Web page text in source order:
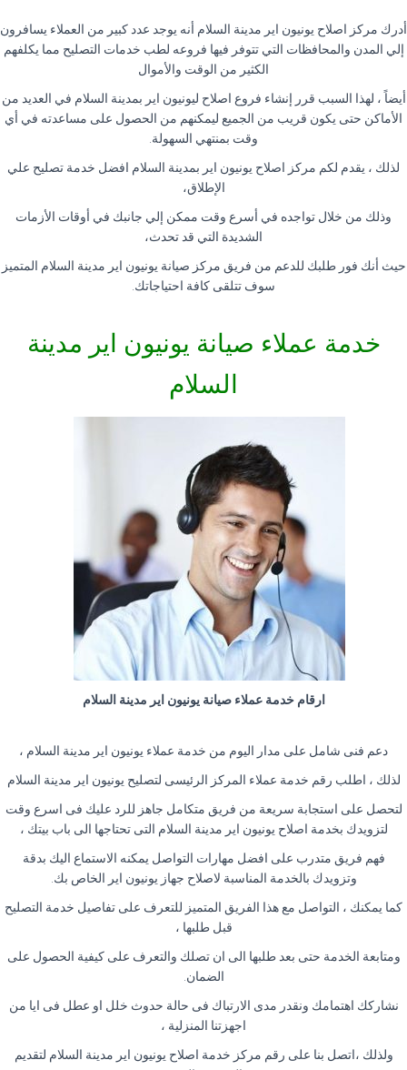
أدرك مركز اصلاح يونيون اير مدينة السلام أنه يوجد عدد كبير من العملاء يسافرون
إلي المدن والمحافظات التي تتوفر فيها فروعه لطب خدمات التصليح مما يكلفهم
الكثير من الوقت والأموال
أيضاً ، لهذا السبب قرر إنشاء فروع اصلاح ليونيون اير بمدينة السلام في العديد من
الأماكن حتى يكون قريب من الجميع ليمكنهم من الحصول على مساعدته في أي
وقت بمنتهي السهولة
لذلك ، يقدم لكم مركز اصلاح يونيون اير بمدينة السلام افضل خدمة تصليح علي
الإطلاق،
وذلك من خلال تواجده في أسرع وقت ممكن إلي جانبك في أوقات الأزمات
الشديدة التي قد تحدث،
حيث أنك فور طلبك للدعم من فريق مركز صيانة يونيون اير مدينة السلام المتميز
سوف تتلقى كافة احتياجاتك
خدمة عملاء صيانة يونيون اير مدينة
السلام
ارقام خدمة عملاء صيانة يونيون اير مدينة السلام
دعم فنى شامل على مدار اليوم من خدمة عملاء يونيون اير مدينة السلام ،
لذلك ، اطلب رقم خدمة عملاء المركز الرئيسى لتصليح يونيون اير مدينة السلام
لتحصل على استجابة سريعة من فريق متكامل جاهز للرد عليك فى اسرع وقت
لتزويدك بخدمة اصلاح يونيون اير مدينة السلام التى تحتاجها الى باب بيتك ،
فهم فريق متدرب على افضل مهارات التواصل يمكنه الاستماع اليك بدقة
وتزويدك بالخدمة المناسبة لاصلاح جهاز يونيون اير الخاص بك
كما يمكنك ، التواصل مع هذا الفريق المتميز للتعرف على تفاصيل خدمة التصليح
قبل طلبها ،
ومتابعة الخدمة حتى بعد طلبها الى ان تصلك والتعرف على كيفية الحصول على
الضمان
نشاركك اهتمامك ونقدر مدى الارتباك فى حالة حدوث خلل او عطل فى ايا من
اجهزتنا المنزلية ،
ولذلك ،اتصل بنا على رقم مركز خدمة اصلاح يونيون اير مدينة السلام لتقديم